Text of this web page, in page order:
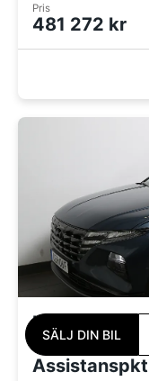
Pris
481 272 kr
Hyundai
4WD
Assistanspkt
SÄLJ DIN BIL